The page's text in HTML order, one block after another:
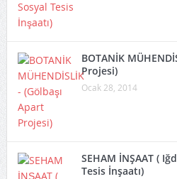
BOTANİK
Projesi)
Ocak 28, 2014
SEHAM İNŞAAT (
Tesis İnşaatı)